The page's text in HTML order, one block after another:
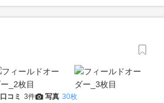
口コミ 3件 写真 30枚